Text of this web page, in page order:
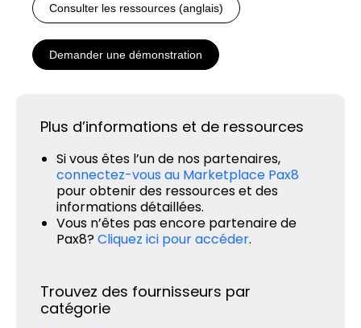
Consulter les ressources (anglais)
Demander une démonstration
Plus d’informations et de ressources
Si vous êtes l’un de nos partenaires,
connectez-vous au Marketplace Pax8
pour obtenir des ressources et des
informations détaillées.
Vous n’êtes pas encore partenaire de
Pax8?Cliquez ici pour accéder.
Trouvez des fournisseurs par
catégorie